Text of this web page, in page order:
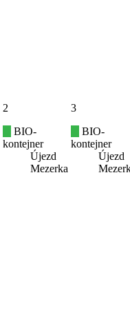
2
BIO-
kontejner
Újezd
Mezerka
3
BIO-
kontejner
Újezd